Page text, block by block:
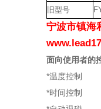
旧型号
宁波市镇海
面向使用者的
*温度控制
*时间控制